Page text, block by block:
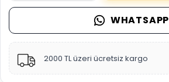
WHATSAPP
2000 TL üzeri ücretsiz kargo